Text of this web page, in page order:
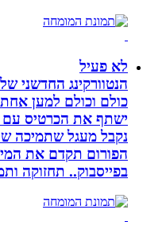
לא פעיל
הנטוורקינג החדשני של
כולם וכולם למען אחת.
ישתף את הכרטיס עם
נקבל מעגל שתמיכה של
הפורום תקדם את
בפייסבוק.. תחזוקה ותמיכה